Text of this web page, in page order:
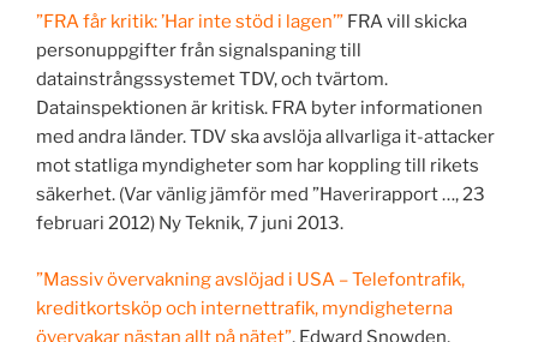
”FRA får kritik: ’Har inte stöd i lagen’” FRA vill skicka
personuppgifter från signalspaning till
datainstrångssystemet TDV, och tvärtom.
Datainspektionen är kritisk. FRA byter informationen
med andra länder. TDV ska avslöja allvarliga it-attacker
mot statliga myndigheter som har koppling till rikets
säkerhet. (Var vänlig jämför med ”Haverirapport …, 23
februari 2012) Ny Teknik, 7 juni 2013.
”Massiv övervakning avslöjad i USA – Telefontrafik,
kreditkortsköp och internettrafik, myndigheterna
övervakar nästan allt på nätet”, Edward Snowden,